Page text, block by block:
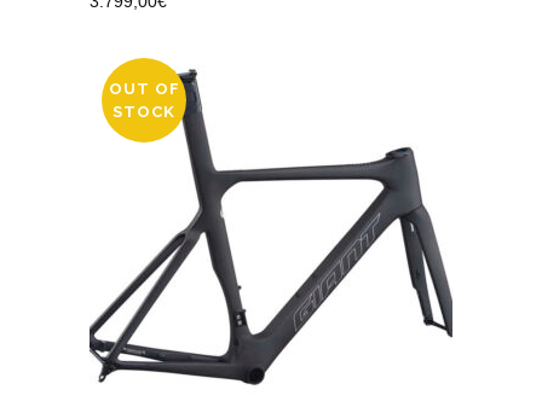
OUT OF
STOCK